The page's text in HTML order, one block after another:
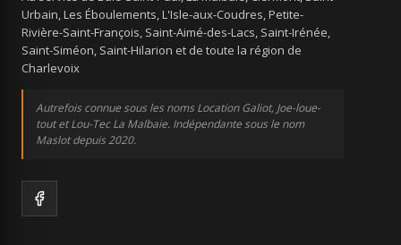
Urbain, Les Éboulements, L'Isle-aux-Coudres, Petite-
Rivière-Saint-François, Saint-Aimé-des-Lacs, Saint-Irénée,
Saint-Siméon, Saint-Hilarion et de toute la région de
Charlevoix
Autrefois connue sous les noms Location Galiot, Joe-loue-
tout et Lou-Tec La Malbaie. Indépendante sous le nom
Maslot depuis 2020.